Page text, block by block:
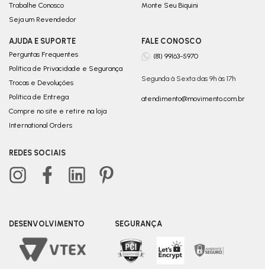
Trabalhe Conosco
Seja um Revendedor
Monte Seu Biquini
AJUDA E SUPORTE
Perguntas Frequentes
Política de Privacidade e Segurança
Trocas e Devoluções
Política de Entrega
Compre no site e retire na loja
International Orders
FALE CONOSCO
(81) 99163-5970
Segunda à Sexta das 9h às 17h
atendimento@movimento.com.br
REDES SOCIAIS
DESENVOLVIMENTO SEGURANÇA